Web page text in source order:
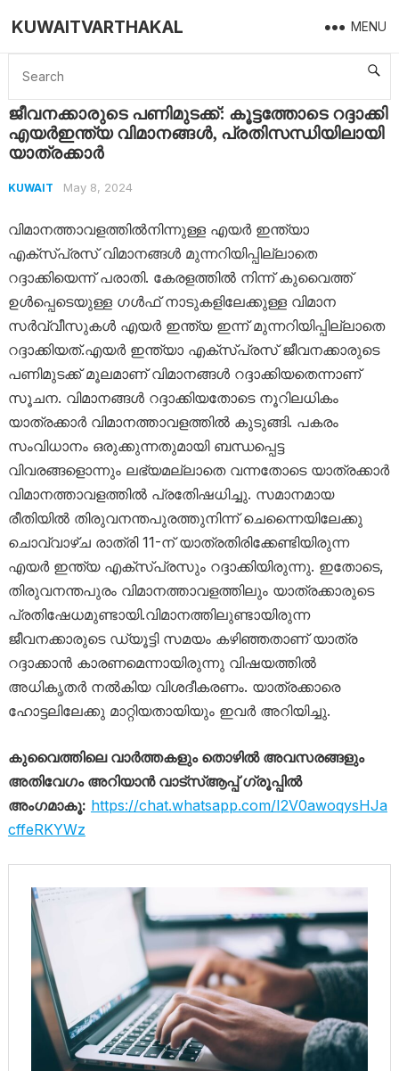
KUWAITVARTHAKAL MENU
Home Kuwait ജീവനക്കാരുടെ പണിമുടക്ക്: കൂട്ടത്തോടെ റദ്ദാക്കി എയർഇന്ത്യ വിമാനങ്ങൾ, പ്രതിസന്ധിയിലായി യാത്രക്കാർ
ജീവനക്കാരുടെ പണിമുടക്ക്: കൂട്ടത്തോടെ റദ്ദാക്കി
എയർഇന്ത്യ വിമാനങ്ങൾ, പ്രതിസന്ധിയിലായി
യാത്രക്കാർ
KUWAIT May 8, 2024
വിമാനത്താവളത്തിൽനിന്നുള്ള എയർ ഇന്ത്യാ
എക്സ്പ്രസ് വിമാനങ്ങൾ മുന്നറിയിപ്പില്ലാതെ
റദ്ദാക്കിയെന്ന് പരാതി. കേരളത്തിൽ നിന്ന് കുവൈത്ത്
ഉൾപ്പെടെയുള്ള ഗൾഫ് നാടുകളിലേക്കുള്ള വിമാന
സർവ്വീസുകൾ എയർ ഇന്ത്യ ഇന്ന് മുന്നറിയിപ്പില്ലാതെ
റദ്ദാക്കിയത്.എയർ ഇന്ത്യാ എക്സ്പ്രസ് ജീവനക്കാരുടെ
പണിമുടക്ക് മൂലമാണ് വിമാനങ്ങൾ റദ്ദാക്കിയതെന്നാണ്
സൂചന. വിമാനങ്ങൾ റദ്ദാക്കിയതോടെ നൂറിലധികം
യാത്രക്കാർ വിമാനത്താവളത്തിൽ കുടുങ്ങി. പകരം
സംവിധാനം ഒരുക്കുന്നതുമായി ബന്ധപ്പെട്ട
വിവരങ്ങളൊന്നും ലഭ്യമല്ലാതെ വന്നതോടെ യാത്രക്കാർ
വിമാനത്താവളത്തിൽ പ്രതിേഷധിച്ചു. സമാനമായ
രീതിയിൽ തിരുവനന്തപുരത്തുനിന്ന് ചെന്നൈയിലേക്കു
ചൊവ്വാഴ്ച രാത്രി 11-ന് യാത്രതിരിക്കേണ്ടിയിരുന്ന
എയർ ഇന്ത്യ എക്സ്പ്രസും റദ്ദാക്കിയിരുന്നു. ഇതോടെ,
തിരുവനന്തപുരം വിമാനത്താവളത്തിലും യാത്രക്കാരുടെ
പ്രതിഷേധമുണ്ടായി.വിമാനത്തിലുണ്ടായിരുന്ന
ജീവനക്കാരുടെ ഡ്യൂട്ടി സമയം കഴിഞ്ഞതാണ് യാത്ര
റദ്ദാക്കാൻ കാരണമെന്നായിരുന്നു വിഷയത്തിൽ
അധികൃതർ നൽകിയ വിശദീകരണം. യാത്രക്കാരെ
ഹോട്ടലിലേക്കു മാറ്റിയതായിയും ഇവർ അറിയിച്ചു.
കുവൈത്തിലെ വാർത്തകളും തൊഴിൽ അവസരങ്ങളും
അതിവേഗം അറിയാൻ വാട്സ്ആപ്പ് ഗ്രൂപ്പിൽ
അംഗമാകൂ: https://chat.whatsapp.com/I2V0awoqysHJa
cffeRKYWz